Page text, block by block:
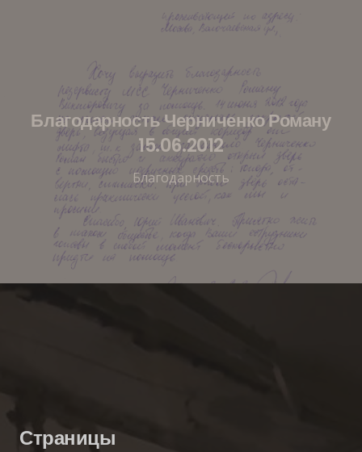
Благодарность Черниченко Роману
15.06.2012
Благодарность
Страницы